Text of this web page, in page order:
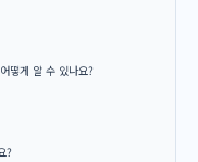
떻게 알 수 있나요?
?